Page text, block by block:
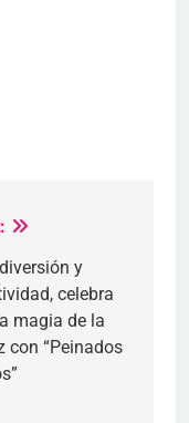
y
celebra
magia de la
con “Peinados